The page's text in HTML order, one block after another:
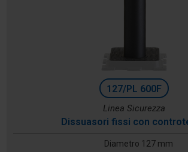
127/PL 600F
Linea Sicurezza
Dissuasori fissi con
Diametro 127 mm